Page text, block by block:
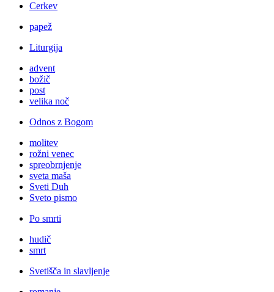
Cerkev
papež
Liturgija
advent
božič
post
velika noč
Odnos z Bogom
molitev
rožni venec
spreobrnjenje
sveta maša
Sveti Duh
Sveto pismo
Po smrti
hudič
smrt
Svetišča in slavljenje